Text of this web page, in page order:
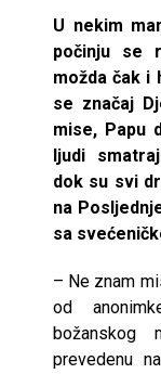
U nekim
počinju se
možda čak i
se značaj
mise, Papu
ljudi
dok su svi
na
sa
– Ne znam
od
božanskog
prevedenu